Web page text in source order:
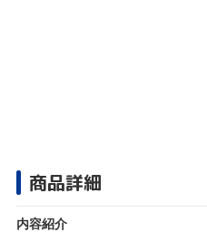
商品詳細
内容紹介